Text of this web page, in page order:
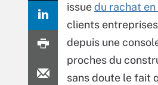
issuedu rachat en
clients
depuis une
proches du
sans doute le fait